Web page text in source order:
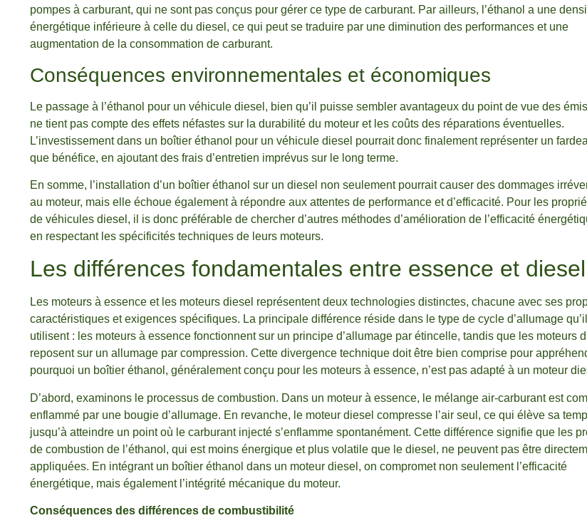
pompes à carburant, qui ne sont pas conçus pour gérer ce type de carburant. Par ailleurs, l’éthanol a une
énergétique inférieure à celle du diesel, ce qui peut se traduire par une diminution des performances et une
augmentation de la consommation de carburant.
Conséquences environnementales et économiques
Le passage à l’éthanol pour un véhicule diesel, bien qu’il puisse sembler avantageux du point de vue des
ne tient pas compte des effets néfastes sur la durabilité du moteur et les coûts des réparations éventuelles.
L’investissement dans un boîtier éthanol pour un véhicule diesel pourrait donc finalement représenter un
que bénéfice, en ajoutant des frais d’entretien imprévus sur le long terme.
En somme, l’installation d’un boîtier éthanol sur un diesel non seulement pourrait causer des dommages
au moteur, mais elle échoue également à répondre aux attentes de performance et d’efficacité. Pour les
de véhicules diesel, il is donc préférable de chercher d’autres méthodes d’amélioration de l’efficacité
en respectant les spécificités techniques de leurs moteurs.
Les différences fondamentales entre essence et diesel
Les moteurs à essence et les moteurs diesel représentent deux technologies distinctes, chacune avec ses
caractéristiques et exigences spécifiques. La principale différence réside dans le type de cycle d’allumage
utilisent : les moteurs à essence fonctionnent sur un principe d’allumage par étincelle, tandis que les moteurs
reposent sur un allumage par compression. Cette divergence technique doit être bien comprise pour
pourquoi un boîtier éthanol, généralement conçu pour les moteurs à essence, n’est pas adapté à un moteur
D’abord, examinons le processus de combustion. Dans un moteur à essence, le mélange air-carburant est
enflammé par une bougie d’allumage. En revanche, le moteur diesel compresse l’air seul, ce qui élève sa
jusqu’à atteindre un point où le carburant injecté s’enflamme spontanément. Cette différence signifie que les
de combustion de l’éthanol, qui est moins énergique et plus volatile que le diesel, ne peuvent pas être
appliquées. En intégrant un boîtier éthanol dans un moteur diesel, on compromet non seulement l’efficacité
énergétique, mais également l’intégrité mécanique du moteur.
Conséquences des différences de combustibilité